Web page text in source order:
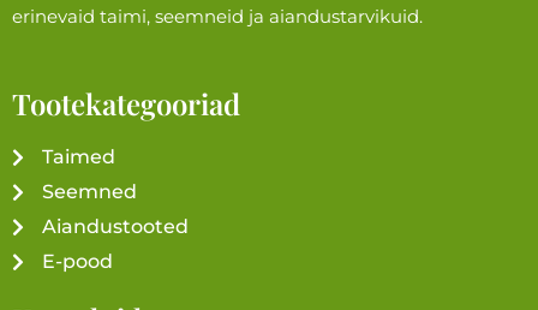
erinevaid taimi, seemneid ja aiandustarvikuid.
Tootekategooriad
Taimed
Seemned
Aiandustooted
E-pood